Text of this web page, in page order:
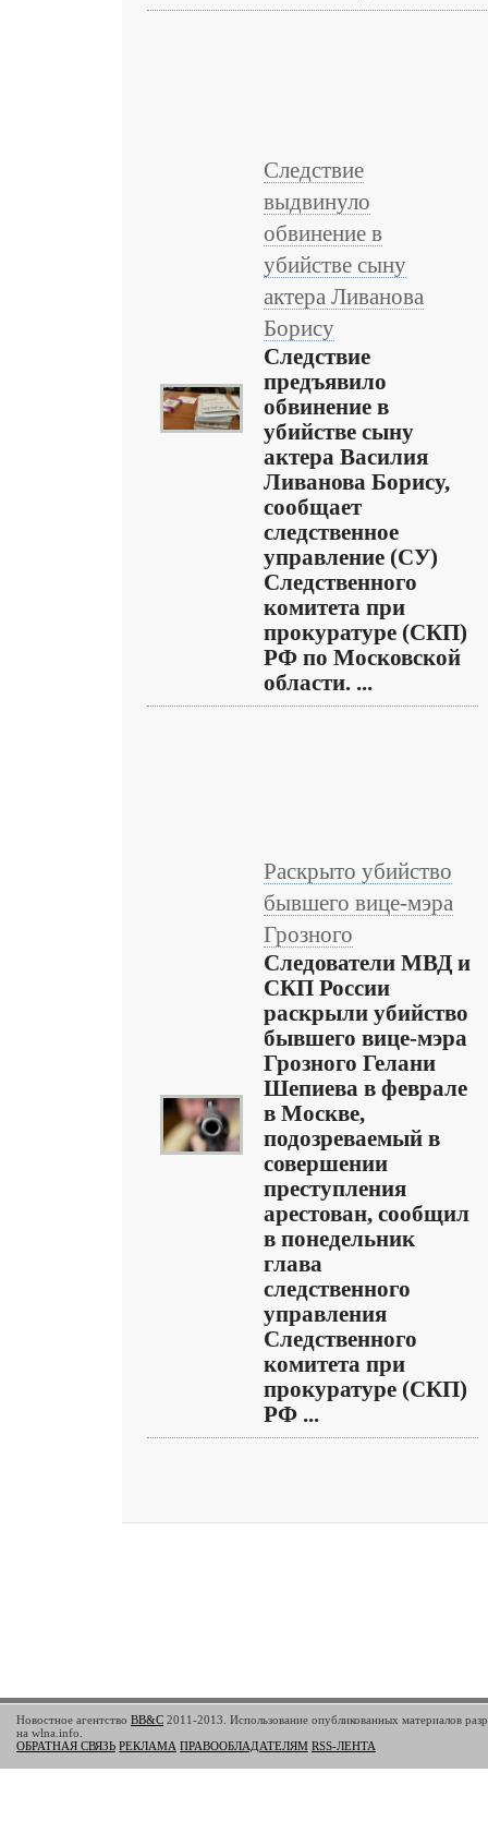
Следствие
выдвинуло
обвинение в
убийстве сыну
актера Ливанова
Борису
Следствие
предъявило
обвинение в
убийстве сыну
актера Василия
Ливанова Борису,
сообщает
следственное
управление (СУ)
Следственного
комитета при
прокуратуре (СКП)
РФ по Московской
области. ...
Раскрыто убийство
бывшего вице-мэра
Грозного
Следователи МВД и
СКП России
раскрыли убийство
бывшего вице-мэра
Грозного Гелани
Шепиева в феврале
в Москве,
подозреваемый в
совершении
преступления
арестован, сообщил
в понедельник
глава
следственного
управления
Следственного
комитета при
прокуратуре (СКП)
РФ ...
Новостное агентство BB&C 2011-2013. Использование опубликованных материалов
на wlna.info.
ОБРАТНАЯ СВЯЗЬ РЕКЛАМА ПРАВООБЛАДАТЕЛЯМ RSS-ЛЕНТА